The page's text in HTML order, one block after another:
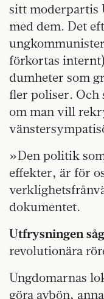
sitt moderpartis
med dem. Det
förkortas
dumheter som
fler poliser. Och
om man vill
»Den politik
effekter, är för
dokumentet.
Utfrysningen
revolutionära
Ungdomarnas
göra avbön,